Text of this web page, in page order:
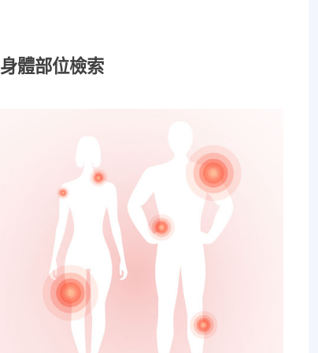
身體部位檢索